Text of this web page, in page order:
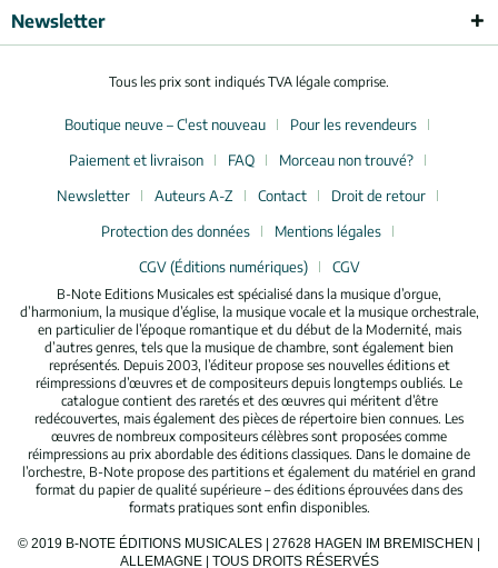
Newsletter
Tous les prix sont indiqués TVA légale comprise.
Boutique neuve – C'est nouveau
Pour les revendeurs
Paiement et livraison
FAQ
Morceau non trouvé?
Newsletter
Auteurs A-Z Contact
Droit de retour
Protection des données
Mentions légales
CGV (Éditions numériques)
CGV
B-Note Editions Musicales est spécialisé dans la musique d’orgue,
d’harmonium, la musique d’église, la musique vocale et la musique orchestrale,
en particulier de l’époque romantique et du début de la Modernité, mais
d’autres genres, tels que la musique de chambre, sont également bien
représentés. Depuis 2003, l’éditeur propose ses nouvelles éditions et
réimpressions d’œuvres et de compositeurs depuis longtemps oubliés. Le
catalogue contient des raretés et des œuvres qui méritent d’être
redécouvertes, mais également des pièces de répertoire bien connues. Les
œuvres de nombreux compositeurs célèbres sont proposées comme
réimpressions au prix abordable des éditions classiques. Dans le domaine de
l’orchestre, B-Note propose des partitions et également du matériel en grand
format du papier de qualité supérieure – des éditions éprouvées dans des
formats pratiques sont enfin disponibles.
© 2019 B-NOTE ÉDITIONS MUSICALES | 27628 HAGEN IM BREMISCHEN |
ALLEMAGNE | TOUS DROITS RÉSERVÉS